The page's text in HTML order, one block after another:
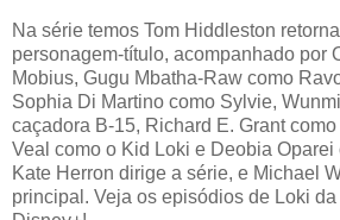
Na série temos Tom Hiddleston
personagem-título, acompanhado por
Mobius, Gugu Mbatha-Raw como
Sophia Di Martino como Sylvie,
caçadora B-15, Richard E. Grant
Veal como o Kid Loki e Deobia Oparei
Kate Herron dirige a série, e Michael
principal. Veja os episódios de Loki